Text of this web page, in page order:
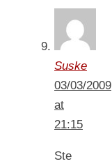
Suske
03/03/2009
at
21:15
Ste